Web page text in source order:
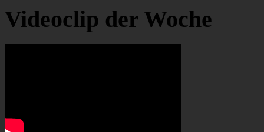
Videoclip der Woche